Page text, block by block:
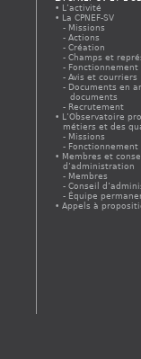
L’activité
La CPNEF-SV
Missions
Actions
Création
Champs et
Fonctionnement
Avis et courriers
Documents en
documents
Recrutement
L’Observatoire
métiers et des
Missions
Fonctionnement
Membres et
d’administration
Membres
Conseil
Équipe
Appels à